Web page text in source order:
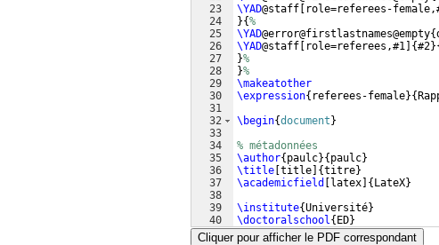
23
24
25
26
27
28
29
30
31
32
33
34
35
36
37
38
39
40
41
\YAD@staff role=referees-
}{%
\YAD@error@firstlastnames@empty{
\YAD@staff role=referees,#1 {#2}
}%
}%
\makeatother
\expression{ referees-female}{
\begin{document }
% métadonnées
\author{ paulc}{ paulc}
\title title {titre}
\academicfield
latex { LateX}
\institute{Université}
\doctoralschool{ ED}
\laboratory{Labo}{Labo}
Cliquer pour afficher le PDF correspondant